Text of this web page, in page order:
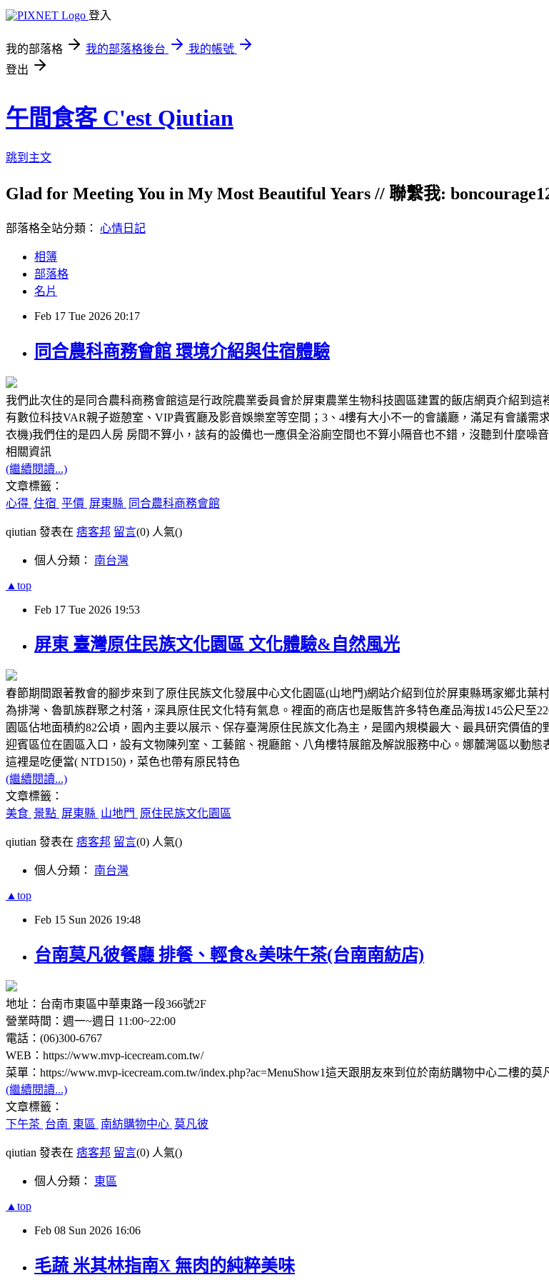
登入
我的部落格 我的部落格後台
我的帳號
登出
午間食客 C'est Qiutian
跳到主文
Glad for Meeting You in My Most Beautiful Years // 聯繫我:
部落格全站分類： 心情日記
相簿
部落格
名片
Feb 17 Tue 2026 20:17
同合農科商務會館 環境介紹與住宿體驗
我們此次住的是同合農科商務會館這是行政院農業委員會於屏東農業生物科技園區建置的飯店網頁介紹到
有數位科技VAR親子遊憩室、VIP貴賓廳及影音娛樂室等空間；3、4樓有大小不一的會議廳，滿足有會議
衣機)我們住的是四人房 房間不算小，該有的設備也一應俱全浴廁空間也不算小隔音也不錯，沒聽到什麼噪
相關資訊
(繼續閱讀...)
文章標籤：
心得 住宿 平價 屏東縣 同合農科商務會館
qiutian 發表在 痞客邦 留言(0) 人氣()
個人分類： 南台灣
▲top
Feb 17 Tue 2026 19:53
屏東 臺灣原住民族文化園區 文化體驗&自然風光
春節期間跟著教會的腳步來到了原住民族文化發展中心文化園區(山地門)網站介紹到位於屏東縣瑪家鄉北
為排灣、魯凱族群聚之村落，深具原住民文化特有氣息。裡面的商店也是販售許多特色產品海拔145公尺至
園區佔地面積約82公頃，園內主要以展示、保存臺灣原住民族文化為主，是國內規模最大、最具研究價值
迎賓區位在園區入口，設有文物陳列室、工藝館、視廳館、八角樓特展館及解說服務中心。娜麓灣區以動
這裡是吃便當( NTD150)，菜色也帶有原民特色
(繼續閱讀...)
文章標籤：
美食 景點 屏東縣 山地門 原住民族文化園區
qiutian 發表在 痞客邦 留言(0) 人氣()
個人分類： 南台灣
▲top
Feb 15 Sun 2026 19:48
台南莫凡彼餐廳 排餐、輕食&美味午茶(台南南紡店)
地址：台南市東區中華東路一段366號2F
營業時間：週一~週日 11:00~22:00
電話：(06)300-6767
WEB：https://www.mvp-icecream.com.tw/
菜單：https://www.mvp-icecream.com.tw/index.php?ac=MenuShow1這天跟朋友來到位於南紡購物中心二樓的
(繼續閱讀...)
文章標籤：
下午茶 台南 東區 南紡購物中心 莫凡彼
qiutian 發表在 痞客邦 留言(0) 人氣()
個人分類： 東區
▲top
Feb 08 Sun 2026 16:06
毛蔬 米其林指南X 無肉的純粹美味